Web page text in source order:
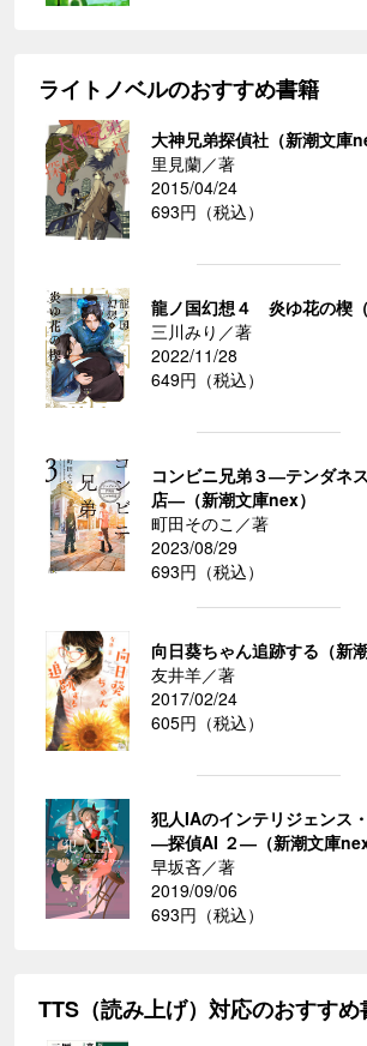
ライトノベルのおすすめ書籍
大神兄弟探偵社（新潮文庫
里見蘭／著
2015/04/24
693円（税込）
龍ノ国幻想４ 炎ゆ花の楔
三川みり／著
2022/11/28
649円（税込）
コンビニ兄弟３―テンダネ
店―（新潮文庫nex）
町田そのこ／著
2023/08/29
693円（税込）
向日葵ちゃん追跡する（新
友井羊／著
2017/02/24
605円（税込）
犯人IAのインテリジェンス
―探偵AI ２―（新潮文庫nex
早坂吝／著
2019/09/06
693円（税込）
TTS（読み上げ）対応のおすすめ